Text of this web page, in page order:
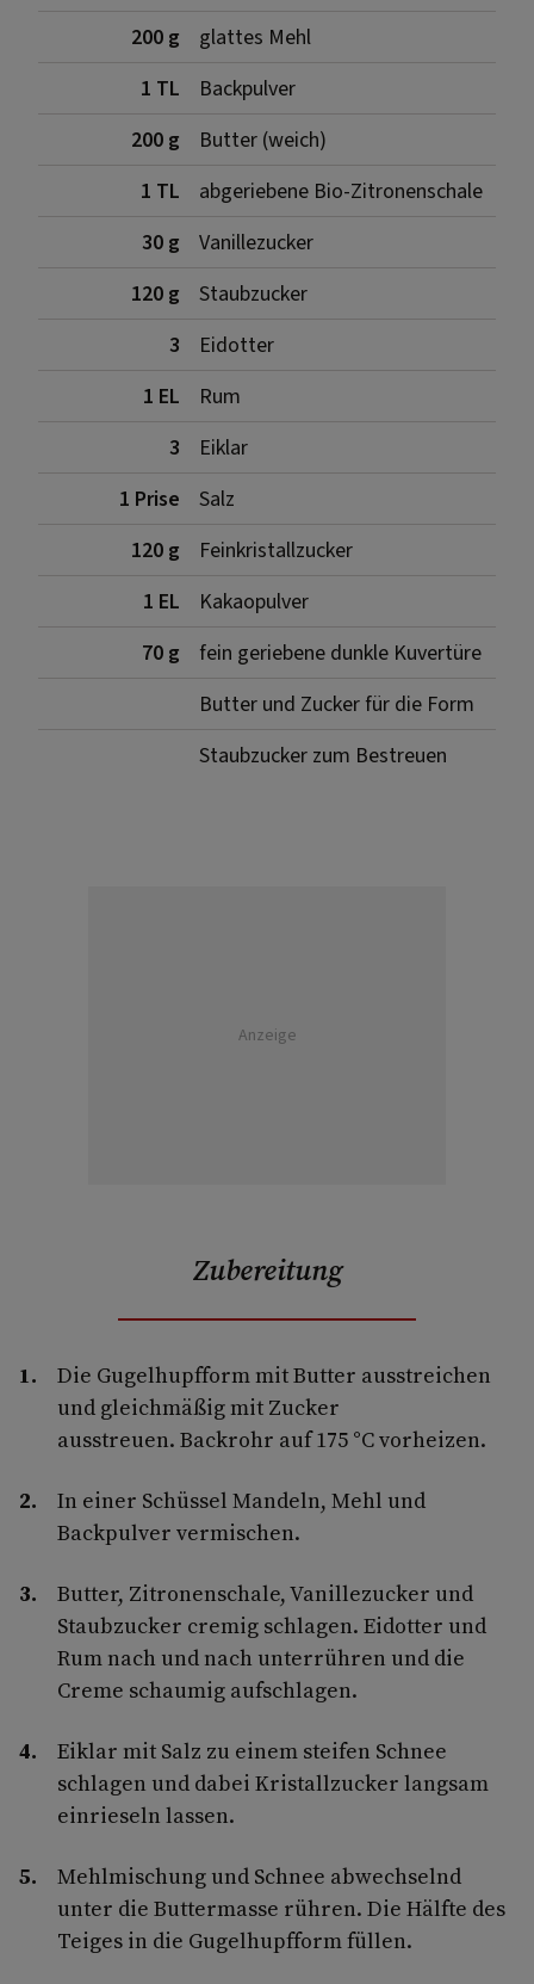
200 g
glattes Mehl
1 TL
Backpulver
200 g
Butter (weich)
1 TL
abgeriebene Bio-Zitronenschale
30 g
Vanillezucker
120 g
Staubzucker
3
Eidotter
1 EL
Rum
3
Eiklar
1 Prise
Salz
120 g
Feinkristallzucker
1 EL
Kakaopulver
70 g
fein geriebene dunkle Kuvertüre
Butter und Zucker für die Form
Staubzucker zum Bestreuen
Anzeige
Zubereitung
Die Gugelhupfform mit Butter ausstreichen
und gleichmäßig mit Zucker
ausstreuen. Backrohr auf 175 °C vorheizen.
In einer Schüssel Mandeln, Mehl und
Backpulver vermischen.
Butter, Zitronenschale, Vanillezucker und
Staubzucker cremig schlagen. Eidotter und
Rum nach und nach unterrühren und die
Creme schaumig aufschlagen.
Eiklar mit Salz zu einem steifen Schnee
schlagen und dabei Kristallzucker langsam
einrieseln lassen.
Mehlmischung und Schnee abwechselnd
unter die Buttermasse rühren. Die Hälfte des
Teiges in die Gugelhupfform füllen.